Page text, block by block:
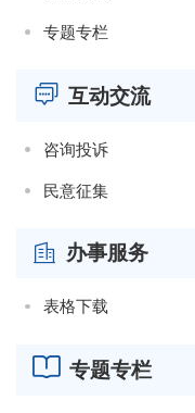
专题专栏
互动交流
咨询投诉
民意征集
 办事服务
表格下载
专题专栏